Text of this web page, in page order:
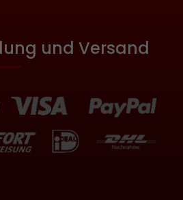
und Versand